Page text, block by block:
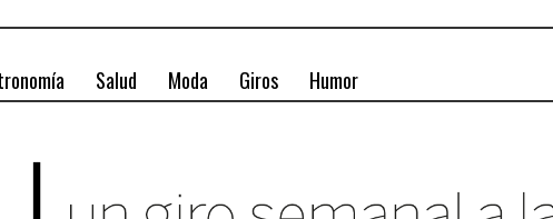
Salud Moda Giros Humor